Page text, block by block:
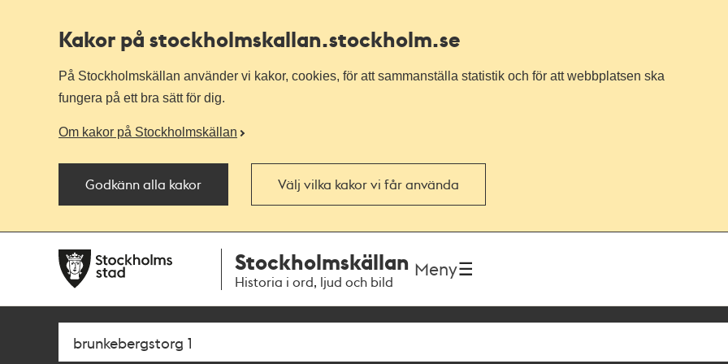
Kakor på stockholmskallan.stockholm.se
På Stockholmskällan använder vi kakor, cookies, för att sammanställa statistik och för att webbplatsen ska
fungera på ett bra sätt för dig.
Om kakor på Stockholmskällan
Godkänn alla kakor Välj vilka kakor vi får använda
navigationen
huvudinnehållet
Stockholmskällan
Historia i ord, ljud och bild
Meny
Sök